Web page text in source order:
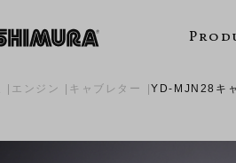
エンジン キャブレター YD-MJN28キ